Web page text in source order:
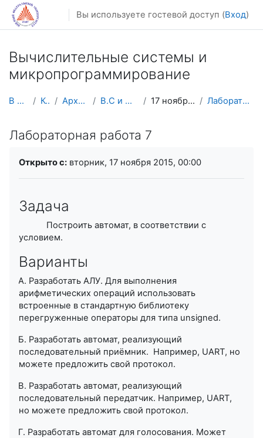
Перейти к основному содержанию
Вы используете гостевой доступ (Вход)
Вычислительные системы и
микропрограммирование
В начало Курсы Архив курсов В.С и Микро.Прогр 17 ноября - 23 ноября Лабораторная работа 7
Лабораторная работа 7
Открыто с: вторник, 17 ноября 2015, 00:00
Задача
Построить автомат, в соответствии с
условием.
Варианты
А. Разработать АЛУ. Для выполнения
арифметических операций использовать
встроенные в стандартную библиотеку
перегруженные операторы для типа unsigned.
Б. Разработать автомат, реализующий
последовательный приёмник. Например, UART, но
можете предложить свой протокол.
В. Разработать автомат, реализующий
последовательный передатчик. Например, UART,
но можете предложить свой протокол.
Г. Разработать автомат для голосования. Может